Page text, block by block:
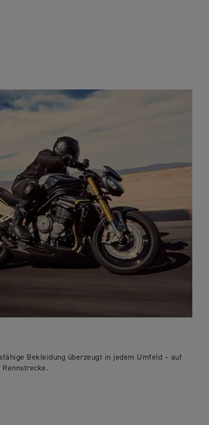
Bekleidung überzeugt in jedem Umfeld – auf